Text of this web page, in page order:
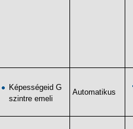
Képességeid G
szintre emeli
Automatikus